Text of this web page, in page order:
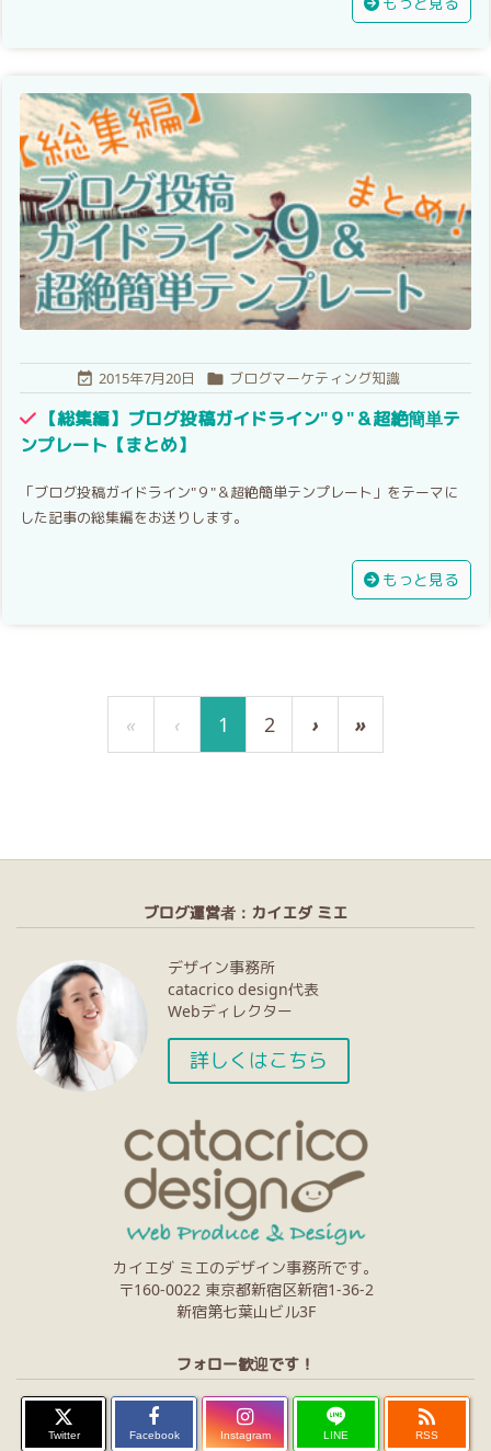
 2015年7月20日  ブログマーケティング知識
【総集編】ブログ投稿ガイドライン"９"＆超絶簡単テ
ンプレート【まとめ】
「ブログ投稿ガイドライン"９"＆超絶簡単テンプレート」をテーマに
した記事の総集編をお送りします。
もっと見る
« ‹ 1 2 › »
ブログ運営者：カイエダ ミエ
デザイン事務所
catacrico design代表
Webディレクター
詳しくはこちら
カイエダ ミエのデザイン事務所です。
〒160-0022 東京都新宿区新宿1-36-2
新宿第七葉山ビル3F
フォロー歓迎です！
Twitter Facebook Instagram LINE

RSS